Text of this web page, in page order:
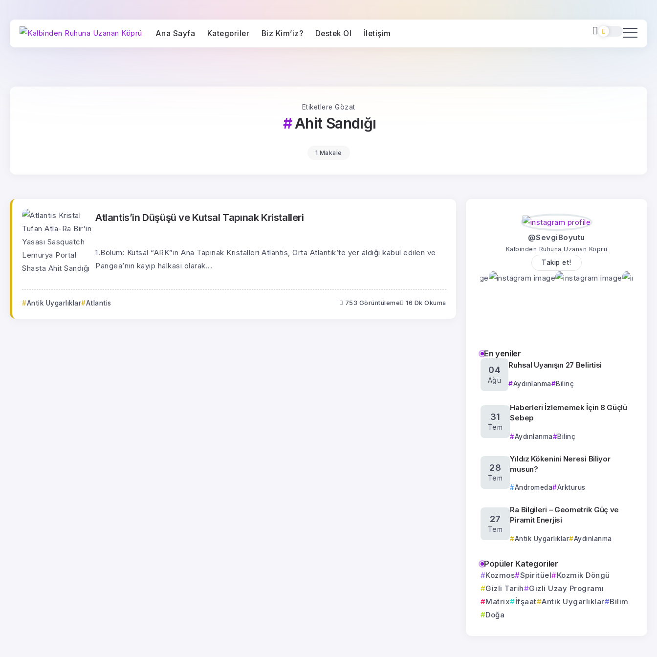
Ana Sayfa Kategoriler Biz Kim’iz? Destek Ol İletişim
Etiketlere Gözat
Ahit Sandığı
1 Makale
Atlantis’in Düşüşü ve Kutsal Tapınak Kristalleri
1.Bölüm: Kutsal “ARK”ın Ana Tapınak Kristalleri Atlantis, Orta Atlantik’te yer aldığı kabul edilen ve
Pangea’nın kayıp halkası olarak...
Antik Uygarlıklar Atlantis 753 Görüntüleme 16 Dk Okuma
@SevgiBoyutu
Kalbinden Ruhuna Uzanan Köprü
Takip et!
En yeniler
04
Ağu
Ruhsal Uyanışın 27 Belirtisi
Aydınlanma Bilinç
31
Tem
Haberleri İzlememek İçin 8 Güçlü
Sebep
Aydınlanma Bilinç
28
Tem
Yıldız Kökenini Neresi Biliyor
musun?
Andromeda Arkturus
27
Tem
Ra Bilgileri – Geometrik Güç ve
Piramit Enerjisi
Antik Uygarlıklar Aydınlanma
Popüler Kategoriler
Kozmos Spiritüel
Kozmik Döngü
Gizli Tarih
Gizli Uzay Programı
Matrix
İfşaat Antik Uygarlıklar
Bilim
Doğa